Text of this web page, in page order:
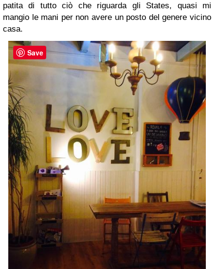
patita di tutto ciò che riguarda gli States, quasi mi
mangio le mani per non avere un posto del genere vicino
casa.
Save